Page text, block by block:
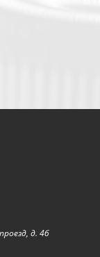
д. 4б